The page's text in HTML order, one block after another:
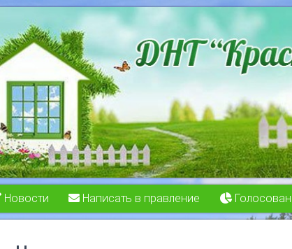
Новости Написать в правление